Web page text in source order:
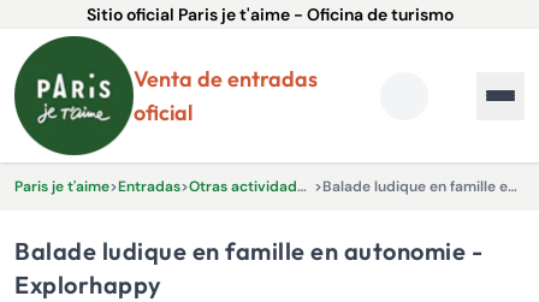
Sitio oficial Paris je t'aime - Oficina de turismo
Venta de entradas
oficial
Paris je t'aime>Entradas> Otras actividades y experiencias. > Balade ludique en famille en autonomie - Explorhappy
Balade ludique en famille en autonomie -
Explorhappy